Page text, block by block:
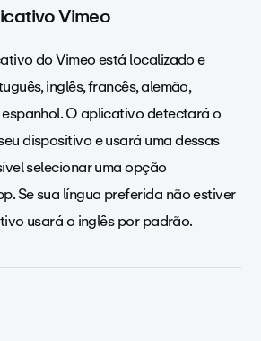
Vimeo
do Vimeo está localizado e
inglês, francês, alemão,
O aplicativo detectará o
dispositivo e usará uma dessas
selecionar uma opção
Se sua língua preferida não estiver
usará o inglês por padrão.